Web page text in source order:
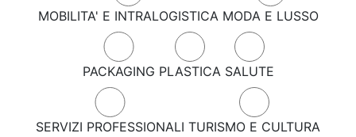
MOBILITA' E INTRALOGISTICA MODA E LUSSO
PACKAGING PLASTICA SALUTE
SERVIZI PROFESSIONALI TURISMO E CULTURA